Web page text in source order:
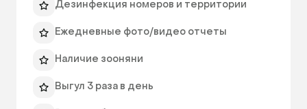
В числе наших услуг услуги груминга (в т.ч.
стрижка и чистка ушей), передержка кошек и
Дезинфекция номеров и территории
Ежедневные фото/видео отчеты
Наличие зооняни
Выгул 3 раза в день